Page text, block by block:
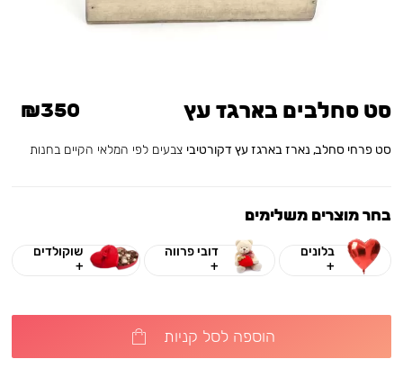
סט סחלבים בארגז עץ ₪350
סט פרחי סחלב, נארז בארגז עץ דקורטיבי צבעים לפי המלאי הקיים בחנות
בחר מוצרים משלימים
בלונים
+
דובי פרווה
+
שוקולדים
+
הוספה לסל קניות